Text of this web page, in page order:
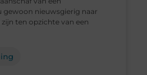
gewoon nieuwsgierig naar
ten opzichte van een